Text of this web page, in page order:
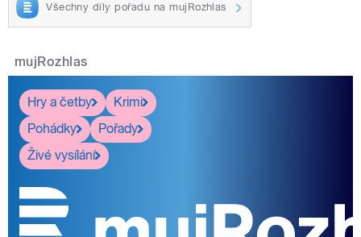
Všechny díly pořadu na mujRozhlas
mujRozhlas
Hry a četby
Krimi
Pohádky
Pořady
Živé vysílání